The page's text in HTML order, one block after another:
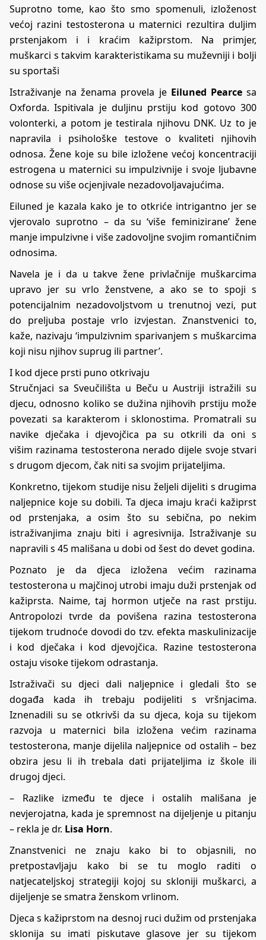
Suprotno tome, kao što smo spomenuli, izloženost
većoj razini testosterona u maternici rezultira duljim
prstenjakom i i kraćim kažiprstom. Na primjer,
muškarci s takvim karakteristikama su muževniji i bolji
su sportaši
Istraživanje na ženama provela je Eiluned Pearcesa
Oxforda. Ispitivala je duljinu prstiju kod gotovo 300
volonterki, a potom je testirala njihovu DNK. Uz to je
napravila i psihološke testove o kvaliteti njihovih
odnosa. Žene koje su bile izložene većoj koncentraciji
estrogena u maternici su impulzivnije i svoje ljubavne
odnose su više ocjenjivale nezadovoljavajućima.
Eiluned je kazala kako je to otkriće intrigantno jer se
vjerovalo suprotno – da su ‘više feminizirane’ žene
manje impulzivne i više zadovoljne svojim romantičnim
odnosima.
Navela je i da u takve žene privlačnije muškarcima
upravo jer su vrlo ženstvene, a ako se to spoji s
potencijalnim nezadovoljstvom u trenutnoj vezi, put
do preljuba postaje vrlo izvjestan. Znanstvenici to,
kaže, nazivaju ‘impulzivnim sparivanjem s muškarcima
koji nisu njihov suprug ili partner’.
I kod djece prsti puno otkrivaju
Stručnjaci sa Sveučilišta u Beču u Austriji istražili su
djecu, odnosno koliko se dužina njihovih prstiju može
povezati sa karakterom i sklonostima. Promatrali su
navike dječaka i djevojčica pa su otkrili da oni s
višim razinama testosterona nerado dijele svoje stvari
s drugom djecom, čak niti sa svojim prijateljima.
Konkretno, tijekom studije nisu željeli dijeliti s drugima
naljepnice koje su dobili. Ta djeca imaju kraći kažiprst
od prstenjaka, a osim što su sebična, po nekim
istraživanjima znaju biti i agresivnija. Istraživanje su
napravili s 45 mališana u dobi od šest do devet godina.
Poznato je da djeca izložena većim razinama
testosterona u majčinoj utrobi imaju duži prstenjak od
kažiprsta. Naime, taj hormon utječe na rast prstiju.
Antropolozi tvrde da povišena razina testosterona
tijekom trudnoće dovodi do tzv. efekta maskulinizacije
i kod dječaka i kod djevojčica. Razine testosterona
ostaju visoke tijekom odrastanja.
Istraživači su djeci dali naljepnice i gledali što se
događa kada ih trebaju podijeliti s vršnjacima.
Iznenadili su se otkrivši da su djeca, koja su tijekom
razvoja u maternici bila izložena većim razinama
testosterona, manje dijelila naljepnice od ostalih – bez
obzira jesu li ih trebala dati prijateljima iz škole ili
drugoj djeci.
– Razlike između te djece i ostalih mališana je
nevjerojatna, kada je spremnost na dijeljenje u pitanju
– rekla je dr. Lisa Horn.
Znanstvenici ne znaju kako bi to objasnili, no
pretpostavljaju kako bi se tu moglo raditi o
natjecateljskoj strategiji kojoj su skloniji muškarci, a
dijeljenje se smatra ženskom vrlinom.
Djeca s kažiprstom na desnoj ruci dužim od prstenjaka
sklonija su imati piskutave glasove jer su tijekom